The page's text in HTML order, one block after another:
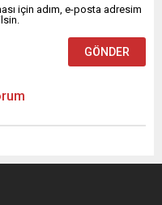
için adım, e-posta adresim